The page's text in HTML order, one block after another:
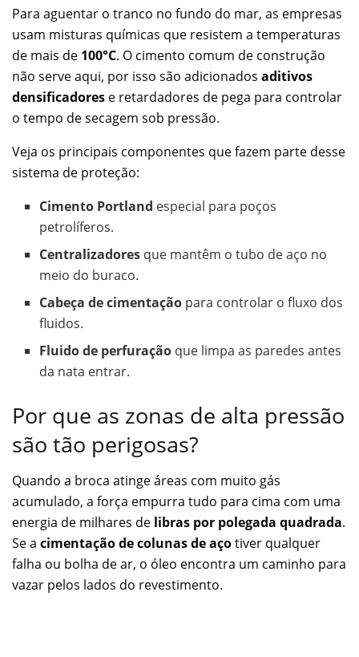
Para aguentar o tranco no fundo do mar, as empresas
usam misturas químicas que resistem a temperaturas
de mais de 100°C. O cimento comum de construção
não serve aqui, por isso são adicionados aditivos
densificadores e retardadores de pega para controlar
o tempo de secagem sob pressão.
Veja os principais componentes que fazem parte desse
sistema de proteção:
Cimento Portland especial para poços
petrolíferos.
Centralizadores que mantêm o tubo de aço no
meio do buraco.
Cabeça de cimentação para controlar o fluxo dos
fluidos.
Fluido de perfuração que limpa as paredes antes
da nata entrar.
Por que as zonas de alta pressão
são tão perigosas?
Quando a broca atinge áreas com muito gás
acumulado, a força empurra tudo para cima com uma
energia de milhares de libras por polegada quadrada.
Se a cimentação de colunas de açotiver qualquer
falha ou bolha de ar, o óleo encontra um caminho para
vazar pelos lados do revestimento.